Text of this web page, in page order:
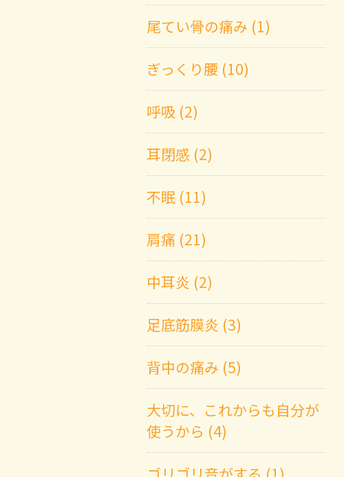
尾てい骨の痛み (1)
ぎっくり腰 (10)
呼吸 (2)
耳閉感 (2)
不眠 (11)
肩痛 (21)
中耳炎 (2)
足底筋膜炎 (3)
背中の痛み (5)
大切に、これからも自分が
使うから (4)